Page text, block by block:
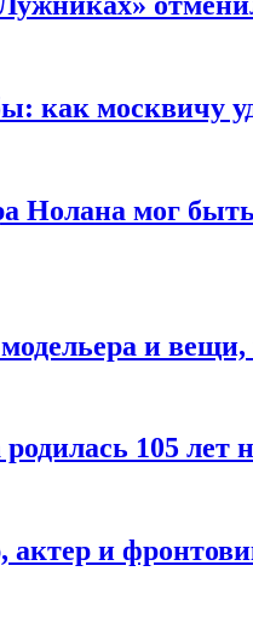
как москвичу
Нолана мог
и
105 лет
и